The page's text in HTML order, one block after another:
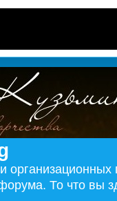
То что вы